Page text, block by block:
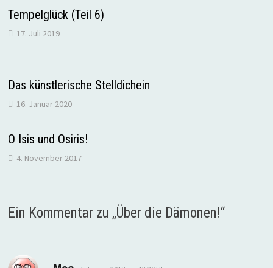
Tempelglück (Teil 6)
17. Juli 2019
Das künstlerische Stelldichein
16. Januar 2020
O Isis und Osiris!
4. November 2017
Ein Kommentar zu „Über die Dämonen!“
sagt: